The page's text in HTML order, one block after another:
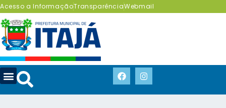
Acesso a InformaçãoTransparênciaWebmail